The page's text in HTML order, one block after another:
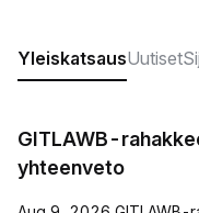
YleiskatsausUutiset
GITLAWB-
yhteenveto